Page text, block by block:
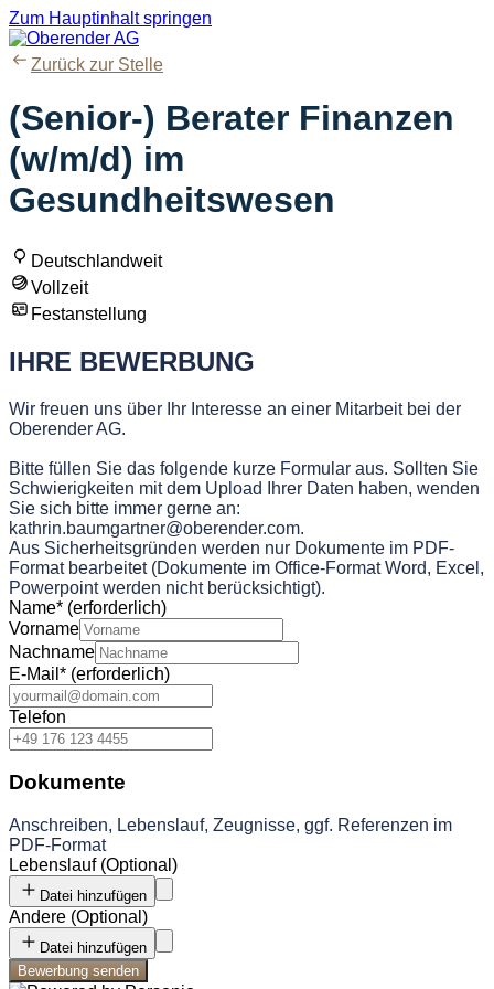
Zum Hauptinhalt springen
Zurück zur Stelle
(Senior-) Berater Finanzen
(w/m/d) im
Gesundheitswesen
Deutschlandweit
Vollzeit
Festanstellung
IHRE BEWERBUNG
Wir freuen uns über Ihr Interesse an einer Mitarbeit bei der
Oberender AG.
Bitte füllen Sie das folgende kurze Formular aus. Sollten Sie
Schwierigkeiten mit dem Upload Ihrer Daten haben, wenden
Sie sich bitte immer gerne an:
kathrin.baumgartner@oberender.com.
Aus Sicherheitsgründen werden nur Dokumente im PDF-
Format bearbeitet (Dokumente im Office-Format Word, Excel,
Powerpoint werden nicht berücksichtigt).
Name* (erforderlich)
Vorname
Nachname
E-Mail * (erforderlich)
Telefon
Dokumente
Anschreiben, Lebenslauf, Zeugnisse, ggf. Referenzen im
PDF-Format
Lebenslauf (Optional )
Datei hinzufügen
Andere (Optional )
Datei hinzufügen
Bewerbung senden